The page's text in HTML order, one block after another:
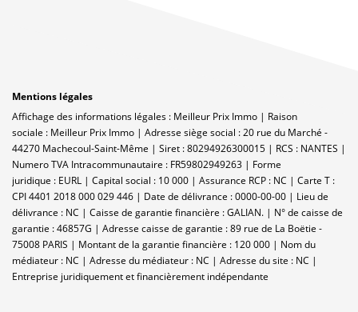
Mentions légales
Affichage des informations légales : Meilleur Prix Immo | Raison
sociale : Meilleur Prix Immo | Adresse siège social : 20 rue du Marché -
44270 Machecoul-Saint-Même | Siret : 80294926300015 | RCS : NANTES |
Numero TVA Intracommunautaire : FR59802949263 | Forme
juridique : EURL | Capital social : 10 000 | Assurance RCP : NC | Carte T :
CPI 4401 2018 000 029 446 | Date de délivrance : 0000-00-00 | Lieu de
délivrance : NC | Caisse de garantie financière : GALIAN. | N° de caisse de
garantie : 46857G | Adresse caisse de garantie : 89 rue de La Boëtie -
75008 PARIS | Montant de la garantie financière : 120 000 | Nom du
médiateur : NC | Adresse du médiateur : NC | Adresse du site : NC |
Entreprise juridiquement et financièrement indépendante